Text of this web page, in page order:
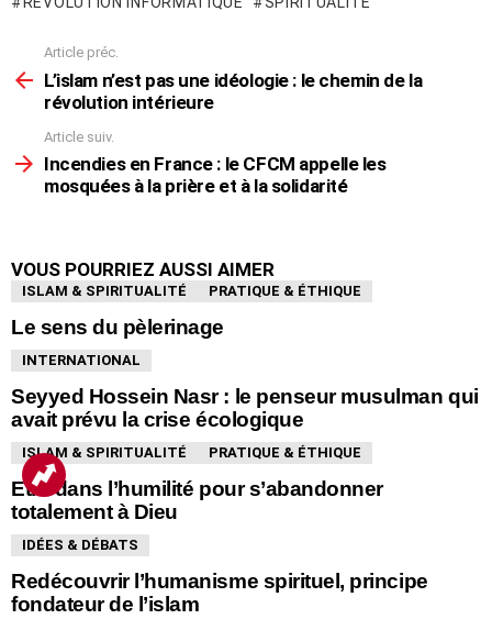
voir
Article préc.
L’islam n’est pas une idéologie : le chemin de la
révolution intérieure
Article suiv.
Incendies en France : le CFCM appelle les
mosquées à la prière et à la solidarité
VOUS POURRIEZ AUSSI AIMER
ISLAM & SPIRITUALITÉ PRATIQUE & ÉTHIQUE
Le sens du pèlerinage
INTERNATIONAL
Seyyed Hossein Nasr : le penseur musulman qui
avait prévu la crise écologique
ISLAM & SPIRITUALITÉ PRATIQUE & ÉTHIQUE
Etre dans l’humilité pour s’abandonner
totalement à Dieu
IDÉES & DÉBATS
Redécouvrir l’humanisme spirituel, principe
fondateur de l’islam